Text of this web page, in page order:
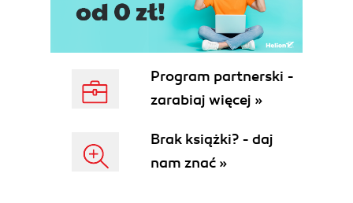
Program partnerski -
zarabiaj więcej »
Brak książki? - daj
nam znać »